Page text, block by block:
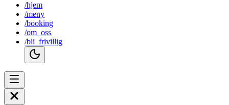
/hjem
/meny
/booking
/om_oss
/bli_frivillig